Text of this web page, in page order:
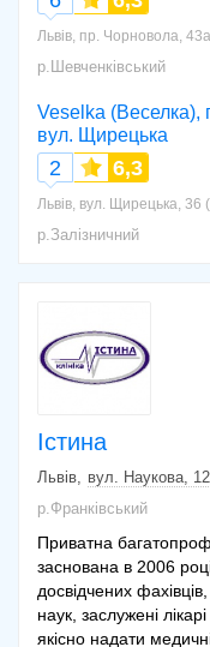
Львів, пр. Чорновола, 43а
р.Шевченківський
Veselka (Веселка),
вул. Щирецька
2 6,3
Львів, вул. Щирецька, 36
р.Залізничний
Істина
Львів
вул. Наукова,
р.Франківський
Приватна
заснована в 2006
досвідчених
наук, заслужені
якісно надати